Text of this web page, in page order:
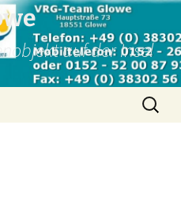
auf der Insel
Suchen
nach: